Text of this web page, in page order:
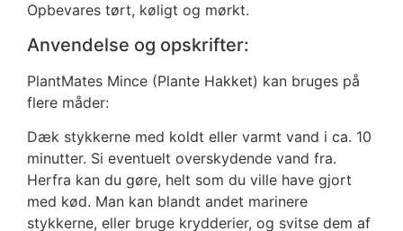
Opbevares tørt, køligt og mørkt.
Anvendelse og opskrifter:
PlantMates Mince (Plante Hakket) kan bruges på
flere måder:
Dæk stykkerne med koldt eller varmt vand i ca. 10
minutter. Si eventuelt overskydende vand fra.
Herfra kan du gøre, helt som du ville have gjort
med kød. Man kan blandt andet marinere
stykkerne, eller bruge krydderier, og svitse dem af